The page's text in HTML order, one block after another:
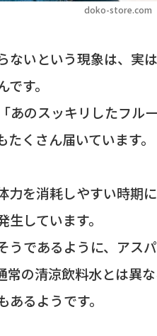
doko-store.com
ないという現象は、実
です。
あのスッキリしたフル
くさん届いています。
力を消耗しやすい時期
しています。
うであるように、アス
常の清涼飲料水とは異
るようです。